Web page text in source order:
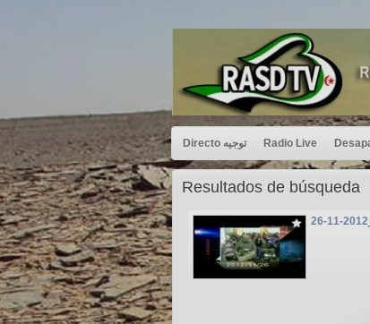
Directo توجيه Radio Live
Resultados de búsqueda